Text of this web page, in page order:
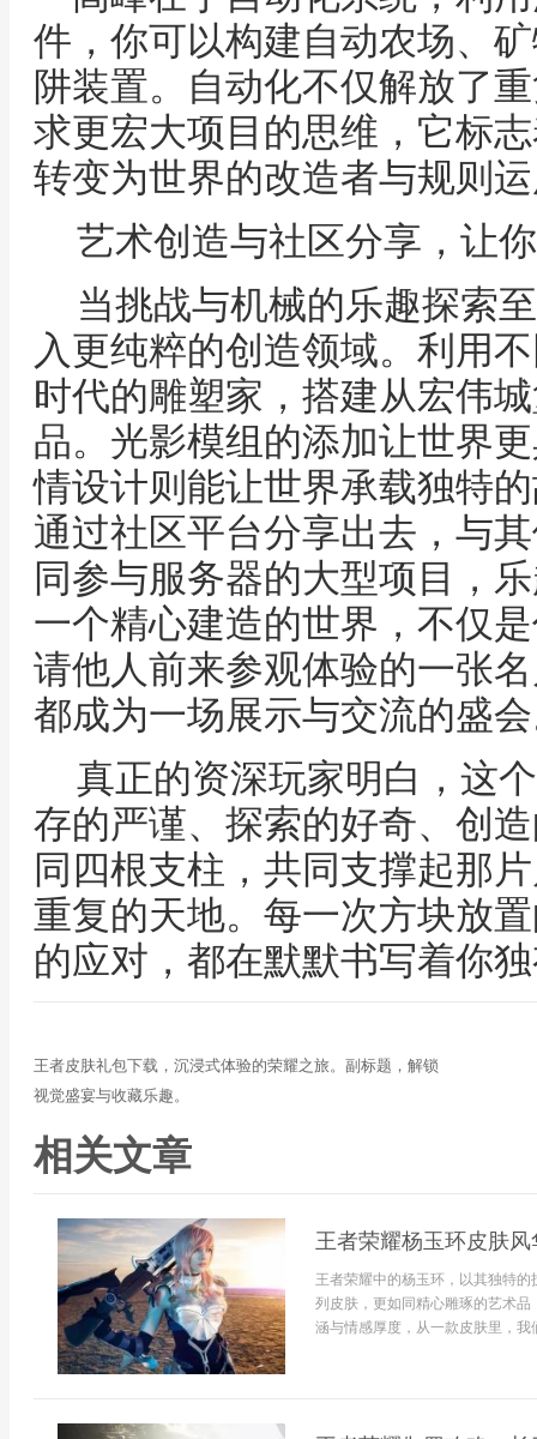
件，你可以构建自动农场、
阱装置。自动化不仅解放了
求更宏大项目的思维，它标
转变为世界的改造者与规则
艺术创造与社区分享，让
当挑战与机械的乐趣探索
入更纯粹的创造领域。利用
时代的雕塑家，搭建从宏伟
品。光影模组的添加让世界
情设计则能让世界承载独特
通过社区平台分享出去，与
同参与服务器的大型项目，
一个精心建造的世界，不仅
请他人前来参观体验的一张
都成为一场展示与交流的盛
真正的资深玩家明白，这
存的严谨、探索的好奇、创
同四根支柱，共同支撑起那
重复的天地。每一次方块放
的应对，都在默默书写着你
王者皮肤礼包下载，沉浸式体验的荣耀之旅。副标题，解锁
视觉盛宴与收藏乐趣。
相关文章
王者荣耀杨玉环皮肤
王者荣耀中的杨玉环，以其独特
列皮肤，更如同精心雕琢的艺术
涵与情感厚度，从一款皮肤里，我